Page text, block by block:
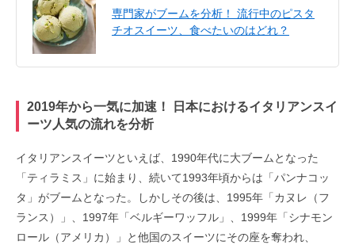
専門家がブームを分析！ 流行中のピスタ
チオスイーツ、食べたいのはどれ？
2019年から一気に加速！ 日本におけるイタリアンスイ
ーツ人気の流れを分析
イタリアンスイーツといえば、1990年代に大ブームとなった
「ティラミス」に始まり、続いて1993年頃からは「パンナコッ
タ」がブームとなった。しかしその後は、1995年「カヌレ（フ
ランス）」、1997年「ベルギーワッフル」、1999年「シナモン
ロール（アメリカ）」と他国のスイーツにその座を奪われ、